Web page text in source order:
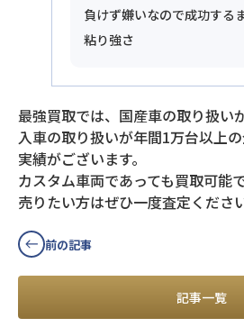
負けず嫌いなので成功する
粘り強さ
最強買取では、国産車の取り扱い
入車の取り扱いが年間1万台以上
実績がございます。
カスタム車両であっても買取可能
売りたい方はぜひ一度査定ください
前の記事
記事一覧